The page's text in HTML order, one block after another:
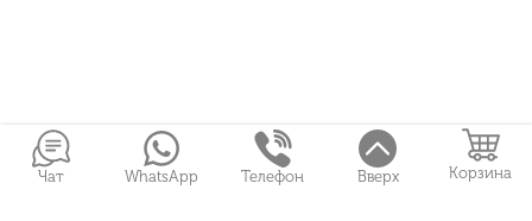
Чат WhatsApp Телефон Вверх Корзина